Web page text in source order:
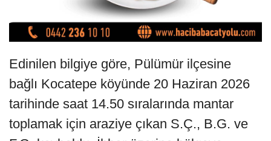
Edinilen bilgiye göre, Pülümür ilçesine
bağlı Kocatepe köyünde 20 Haziran 2026
tarihinde saat 14.50 sıralarında mantar
toplamak için araziye çıkan S.Ç., B.G. ve